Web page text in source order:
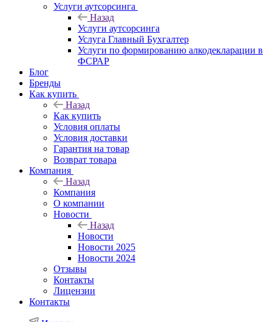
Услуги аутсорсинга
Назад
Услуги аутсорсинга
Услуга Главный Бухгалтер
Услуги по формированию алкодекларации в
ФСРАР
Блог
Бренды
Как купить
Назад
Как купить
Условия оплаты
Условия доставки
Гарантия на товар
Возврат товара
Компания
Назад
Компания
О компании
Новости
Назад
Новости
Новости 2025
Новости 2024
Отзывы
Контакты
Лицензии
Контакты